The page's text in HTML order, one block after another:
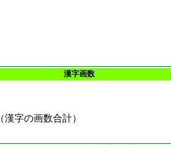
漢字画数
字の画数合計）